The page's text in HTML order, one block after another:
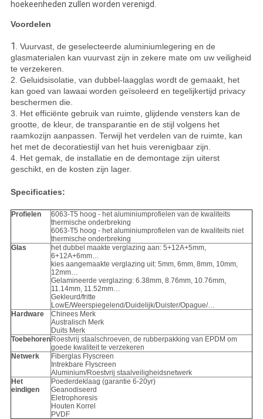
hoekeenheden zullen worden verenigd.
Voordelen
1. Vuurvast, de geselecteerde aluminiumlegering en de
glasmaterialen kan vuurvast zijn in zekere mate om uw veiligheid
te verzekeren.
2. Geluidsisolatie, van dubbel-laagglas wordt de gemaakt, het
kan goed van lawaai worden geïsoleerd en tegelijkertijd privacy
beschermen die.
3. Het efficiënte gebruik van ruimte, glijdende vensters kan de
grootte, de kleur, de transparantie en de stijl volgens het
raamkozijn aanpassen. Terwijl het verdelen van de ruimte, kan
het met de decoratiestijl van het huis verenigbaar zijn.
4. Het gemak, de installatie en de demontage zijn uiterst
geschikt, en de kosten zijn lager.
Specificaties:
Profielen
6063-T5 hoog - het aluminiumprofielen van de kwaliteits
thermische onderbreking
6063-T5 hoog - het aluminiumprofielen van de kwaliteits niet
thermische onderbreking
Glas
het dubbel maakte verglazing aan: 5+12A+5mm,
6+12A+6mm…
kies aangemaakte verglazing uit: 5mm, 6mm, 8mm, 10mm,
12mm…
Gelamineerde verglazing: 6.38mm, 8.76mm, 10.76mm,
11.14mm, 11.52mm…
Gekleurd/fritte
LowE/Weerspiegelend/Duidelijk/Duister/Opague/…
Hardware
Chinees Merk
Australisch Merk
Duits Merk
Toebehoren Roestvrij staalschroeven, de rubberpakking van EPDM om
goede kwaliteit te verzekeren
Netwerk
Fiberglas Flyscreen
Intrekbare Flyscreen
Aluminium/Roestvrij staalveiligheidsnetwerk
Het
eindigen
Poederdeklaag (garantie 6-20yr)
Geanodiseerd
Eletrophoresis
Houten Korrel
PVDF